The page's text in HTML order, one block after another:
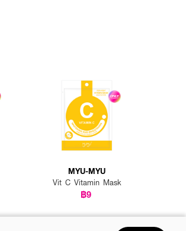
MYU-MYU
Vit C Vitamin Mask
฿9